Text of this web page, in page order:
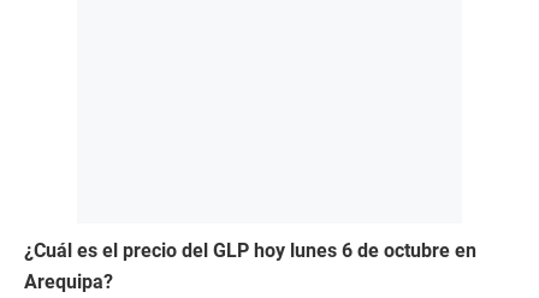
¿Cuál es el precio del GLP hoy lunes 6 de octubre en
Arequipa?